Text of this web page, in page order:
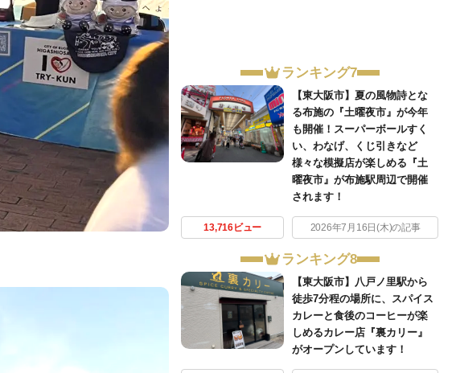
ランキング7
【東大阪市】夏の風物詩とな
る布施の『土曜夜市』が今年
も開催！スーパーボールすく
い、わなげ、くじ引きなど
様々な模擬店が楽しめる『土
曜夜市』が布施駅周辺で開催
されます！
13,716ビュー 2026年7月16日(木)の記事
ランキング8
【東大阪市】八戸ノ里駅から
徒歩7分程の場所に、スパイス
カレーと食後のコーヒーが楽
しめるカレー店『裏カリー』
がオープンしています！